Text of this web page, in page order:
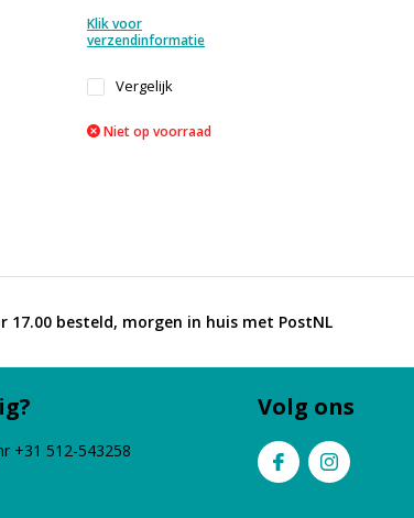
Klik voor
verzendinformatie
Vergelijk
Niet op voorraad
17.00 besteld, morgen in huis met PostNL
+31 512-543258
Volg ons